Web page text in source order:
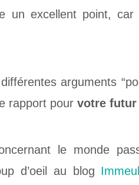
un excellent point,
arguments
rapport pour votre
le monde
d’oeil au blog